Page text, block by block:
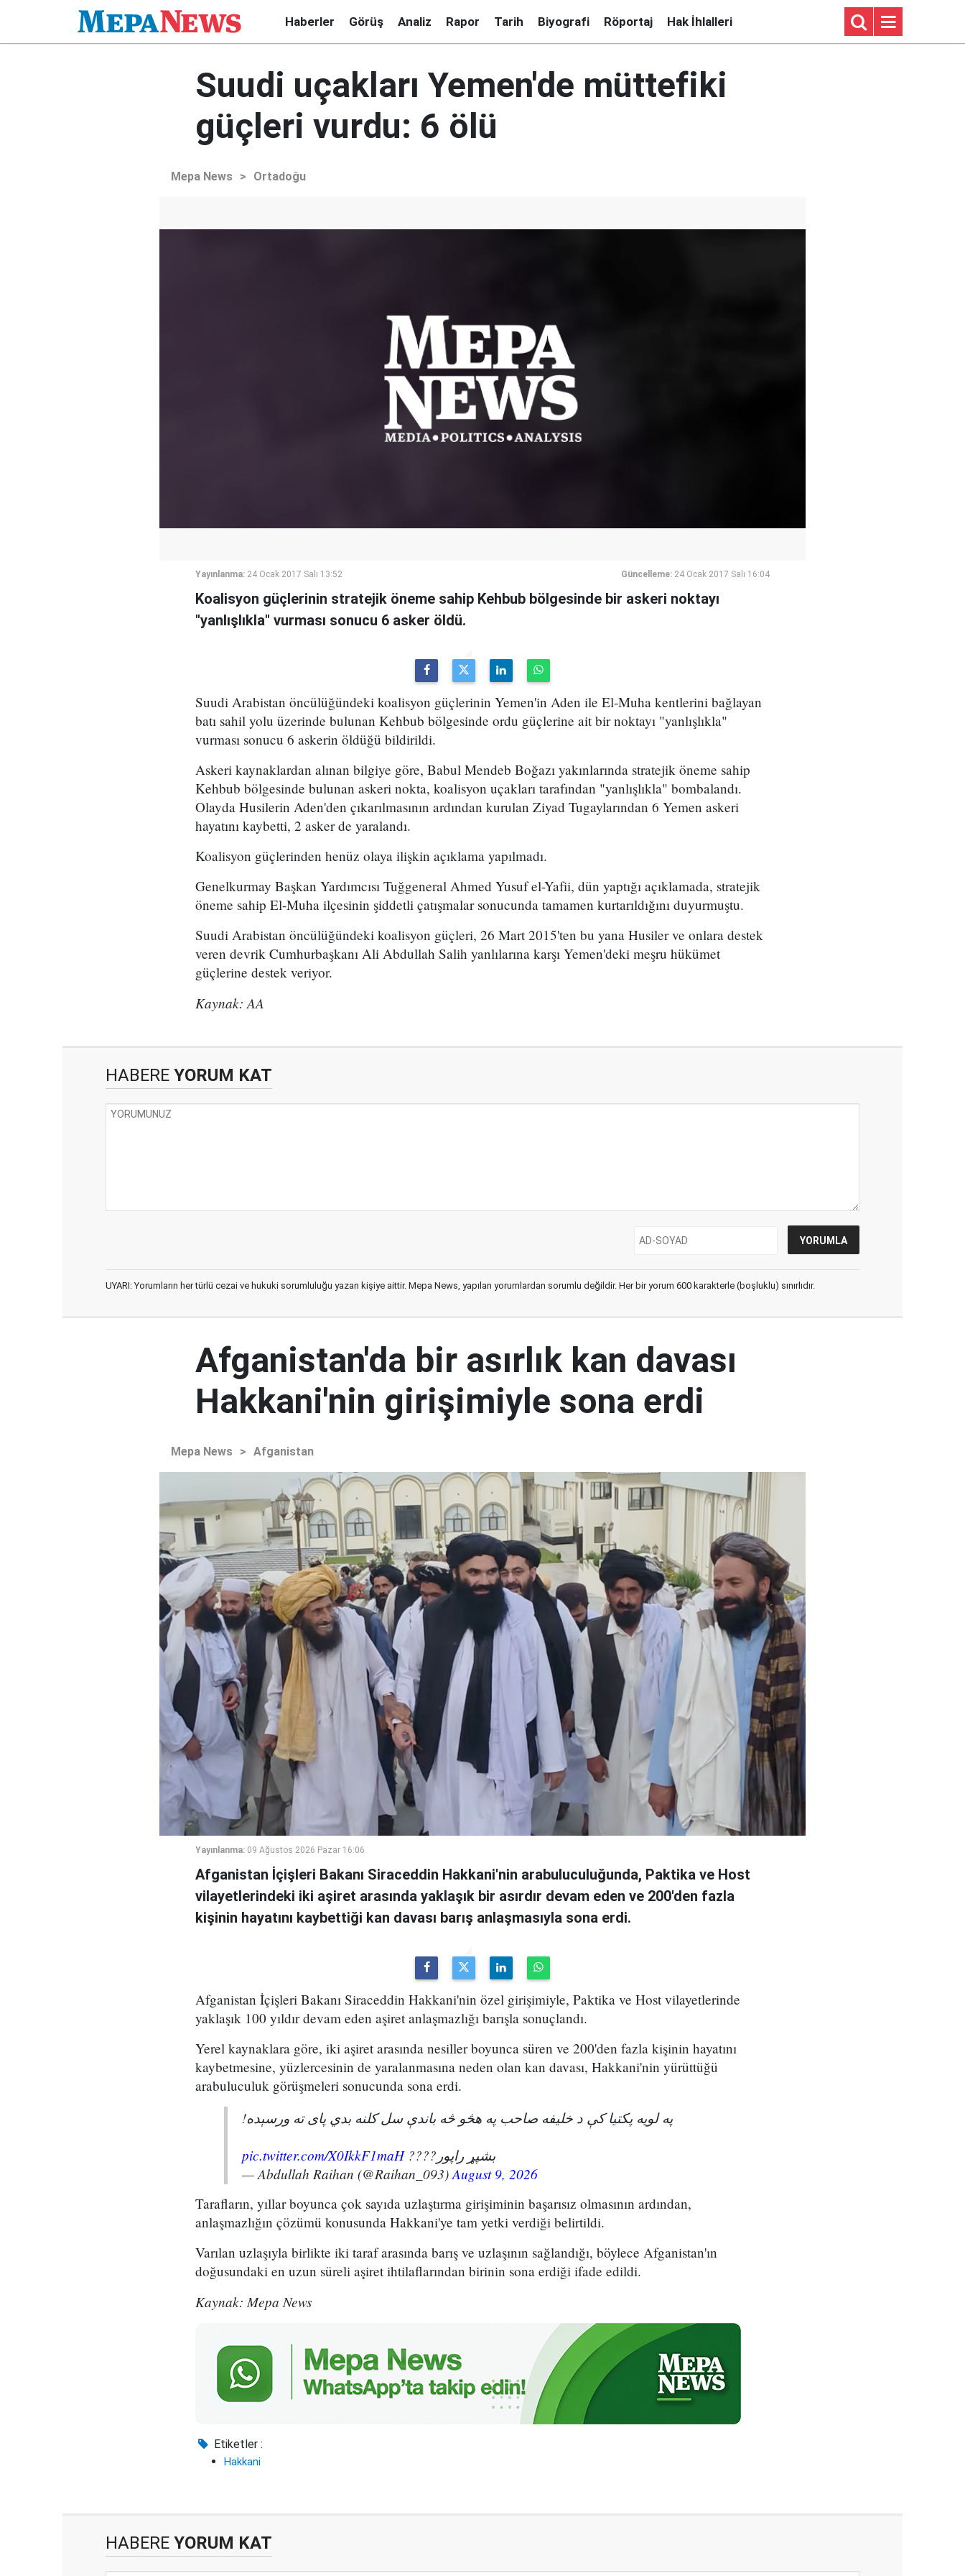
Haberler Görüş Analiz Rapor Tarih Biyografi Röportaj Hak İhlalleri
Suudi uçakları Yemen'de müttefiki
güçleri vurdu: 6 ölü
Mepa News > Ortadoğu
Yayınlanma: 24 Ocak 2017 Salı 13:52 Güncelleme: 24 Ocak 2017 Salı 16:04
Koalisyon güçlerinin stratejik öneme sahip Kehbub bölgesinde bir askeri noktayı
"yanlışlıkla" vurması sonucu 6 asker öldü.
Suudi Arabistan öncülüğündeki koalisyon güçlerinin Yemen'in Aden ile El-Muha kentlerini bağlayan
batı sahil yolu üzerinde bulunan Kehbub bölgesinde ordu güçlerine ait bir noktayı "yanlışlıkla"
vurması sonucu 6 askerin öldüğü bildirildi.
Askeri kaynaklardan alınan bilgiye göre, Babul Mendeb Boğazı yakınlarında stratejik öneme sahip
Kehbub bölgesinde bulunan askeri nokta, koalisyon uçakları tarafından "yanlışlıkla" bombalandı.
Olayda Husilerin Aden'den çıkarılmasının ardından kurulan Ziyad Tugaylarından 6 Yemen askeri
hayatını kaybetti, 2 asker de yaralandı.
Koalisyon güçlerinden henüz olaya ilişkin açıklama yapılmadı.
Genelkurmay Başkan Yardımcısı Tuğgeneral Ahmed Yusuf el-Yafii, dün yaptığı açıklamada, stratejik
öneme sahip El-Muha ilçesinin şiddetli çatışmalar sonucunda tamamen kurtarıldığını duyurmuştu.
Suudi Arabistan öncülüğündeki koalisyon güçleri, 26 Mart 2015'ten bu yana Husiler ve onlara destek
veren devrik Cumhurbaşkanı Ali Abdullah Salih yanlılarına karşı Yemen'deki meşru hükümet
güçlerine destek veriyor.
Kaynak: AA
HABERE YORUM KAT
UYARI: Yorumların her türlü cezai ve hukuki sorumluluğu yazan kişiye aittir. Mepa News, yapılan yorumlardan sorumlu değildir. Her bir yorum 600 karakterle (boşluklu) sınırlıdır.
Afganistan'da bir asırlık kan davası
Hakkani'nin girişimiyle sona erdi
Mepa News > Afganistan
Yayınlanma: 09 Ağustos 2026 Pazar 16:06
Afganistan İçişleri Bakanı Siraceddin Hakkani'nin arabuluculuğunda, Paktika ve Host
vilayetlerindeki iki aşiret arasında yaklaşık bir asırdır devam eden ve 200'den fazla
kişinin hayatını kaybettiği kan davası barış anlaşmasıyla sona erdi.
Afganistan İçişleri Bakanı Siraceddin Hakkani'nin özel girişimiyle, Paktika ve Host vilayetlerinde
yaklaşık 100 yıldır devam eden aşiret anlaşmazlığı barışla sonuçlandı.
Yerel kaynaklara göre, iki aşiret arasında nesiller boyunca süren ve 200'den fazla kişinin hayatını
kaybetmesine, yüzlercesinin de yaralanmasına neden olan kan davası, Hakkani'nin yürüttüğü
arabuluculuk görüşmeleri sonucunda sona erdi.
په لویه پکتیا کې د خلیفه صاحب په هڅو څه باندې سل کلنه بدي پای ته ورسېده!
بشپړ راپور????pic.twitter.com/X0IkkF1maH
— Abdullah Raihan (@Raihan_093)August 9, 2026
Tarafların, yıllar boyunca çok sayıda uzlaştırma girişiminin başarısız olmasının ardından,
anlaşmazlığın çözümü konusunda Hakkani'ye tam yetki verdiği belirtildi.
Varılan uzlaşıyla birlikte iki taraf arasında barış ve uzlaşının sağlandığı, böylece Afganistan'ın
doğusundaki en uzun süreli aşiret ihtilaflarından birinin sona erdiği ifade edildi.
Kaynak: Mepa News
Etiketler :
Hakkani
HABERE YORUM KAT